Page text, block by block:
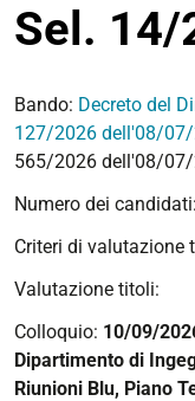
Sel. 14/
Bando: Decreto del
127/2026 dell'08/
565/2026 dell'08/
Numero dei candidati:
Criteri di valutazione
Valutazione titoli:
Colloquio: 10/09/
Dipartimento di
Riunioni Blu, Piano